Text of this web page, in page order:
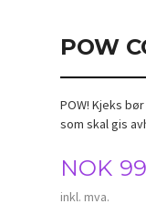
POW
POW! Kjeks
som skal gis
Pris
NOK
inkl. mva.